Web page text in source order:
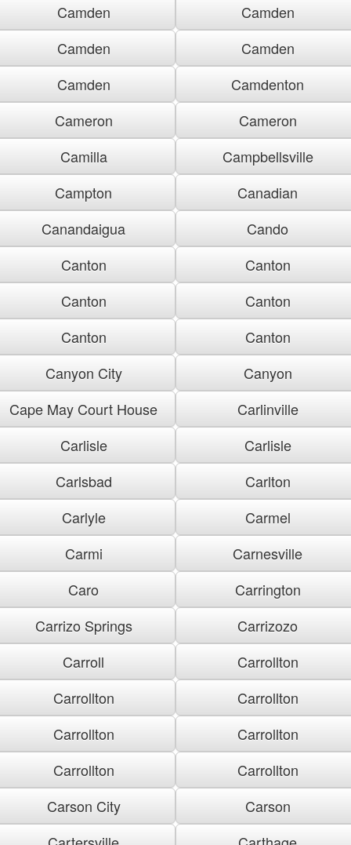
Camden
Camden
Camden
Camden
Camden
Camdenton
Cameron
Cameron
Camilla
Campbellsville
Campton
Canadian
Canandaigua
Cando
Canton
Canton
Canton
Canton
Canton
Canton
Canyon City
Canyon
Cape May Court House
Carlinville
Carlisle
Carlisle
Carlsbad
Carlton
Carlyle
Carmel
Carmi
Carnesville
Caro
Carrington
Carrizo Springs
Carrizozo
Carroll
Carrollton
Carrollton
Carrollton
Carrollton
Carrollton
Carrollton
Carrollton
Carson City
Carson